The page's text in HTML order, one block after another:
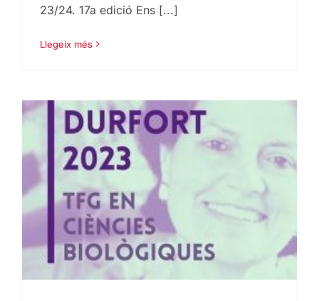
23/24. 17a edició Ens [...]
Llegeix més